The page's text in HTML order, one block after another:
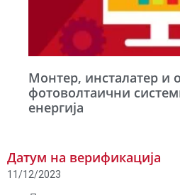
Монтер, инсталатер и
фотоволтаични
енергија
Датум на верификација
11/12/2023